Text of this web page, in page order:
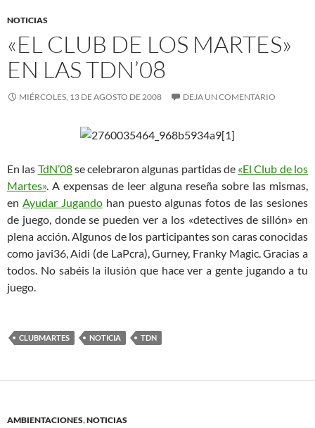
NOTICIAS
«EL CLUB DE LOS MARTES»
EN LAS TDN’08
MIÉRCOLES, 13 DE AGOSTO DE 2008 DEJA UN COMENTARIO
En las TdN’08se celebraron algunas partidas de «El Club de los
Martes». A expensas de leer alguna reseña sobre las mismas,
en Ayudar Jugandohan puesto algunas fotos de las sesiones
de juego, donde se pueden ver a los «detectives de sillón» en
plena acción. Algunos de los participantes son caras conocidas
como javi36, Aidi (de LaPcra), Gurney, Franky Magic. Gracias a
todos. No sabéis la ilusión que hace ver a gente jugando a tu
juego.
CLUBMARTES NOTICIA TDN
AMBIENTACIONES,NOTICIAS